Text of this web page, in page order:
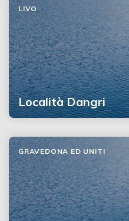
Località Dangri
LIVO
GRAVEDONA ED UNITI